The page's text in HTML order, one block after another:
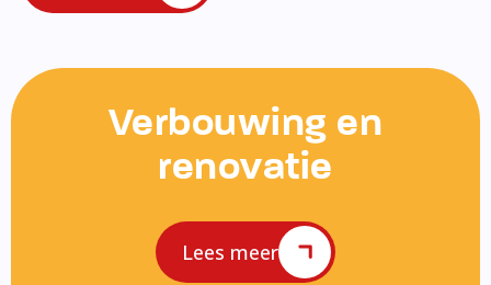
Verbouwing en
renovatie
Lees meer